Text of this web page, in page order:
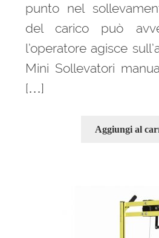
punto nel
del carico può
l’operatore agisce
Mini Sollevatori
[…]
Aggiungi al